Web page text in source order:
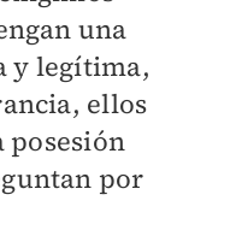
una
y legítima,
ellos
posesión
por